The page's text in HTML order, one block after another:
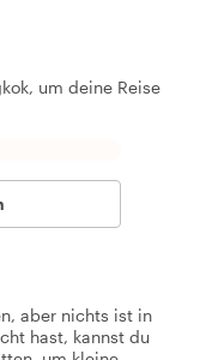
um deine Reise
aber nichts ist in
hast, kannst du